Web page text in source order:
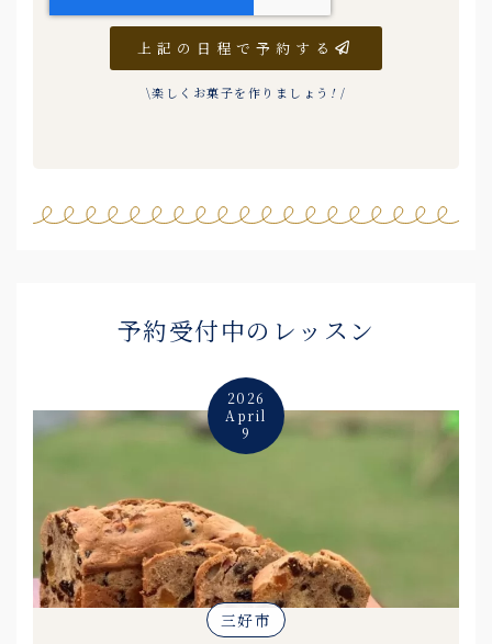
上記の日程で予約する
\楽しくお菓子を作りましょう !/
予約受付中のレッスン
2026
April
9
三好市